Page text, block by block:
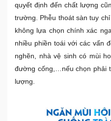
quyết định đến chất lượng
trường. Phễu thoát sàn tuy
không lựa chọn chính xác
nhiều phiền toái với các vấn
nghẽn, nhà vệ sinh có mùi
đường cống,…nếu chọn phải
lượng.